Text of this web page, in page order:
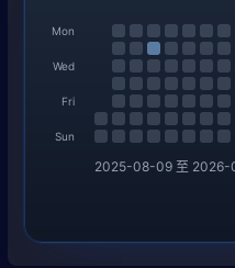
Mon
Wed
Fri
Sun
2025-08-09 至